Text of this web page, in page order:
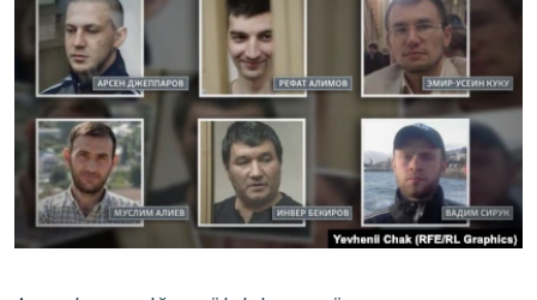
ВСЕ ЗА ДЕНЬ
СПЕЦПРОЕКТИ
ДЕПОРТАЦІЯ
ВІДЕОУРОКИ «ELIFBE»
СВІДЧЕННЯ ОКУПАЦІЇ
УКРАЇНСЬКА ПРОБЛЕМА КРИМУ
ЯК ОБІЙТИ БЛОКУВАННЯ
Русский
Qırımtatar